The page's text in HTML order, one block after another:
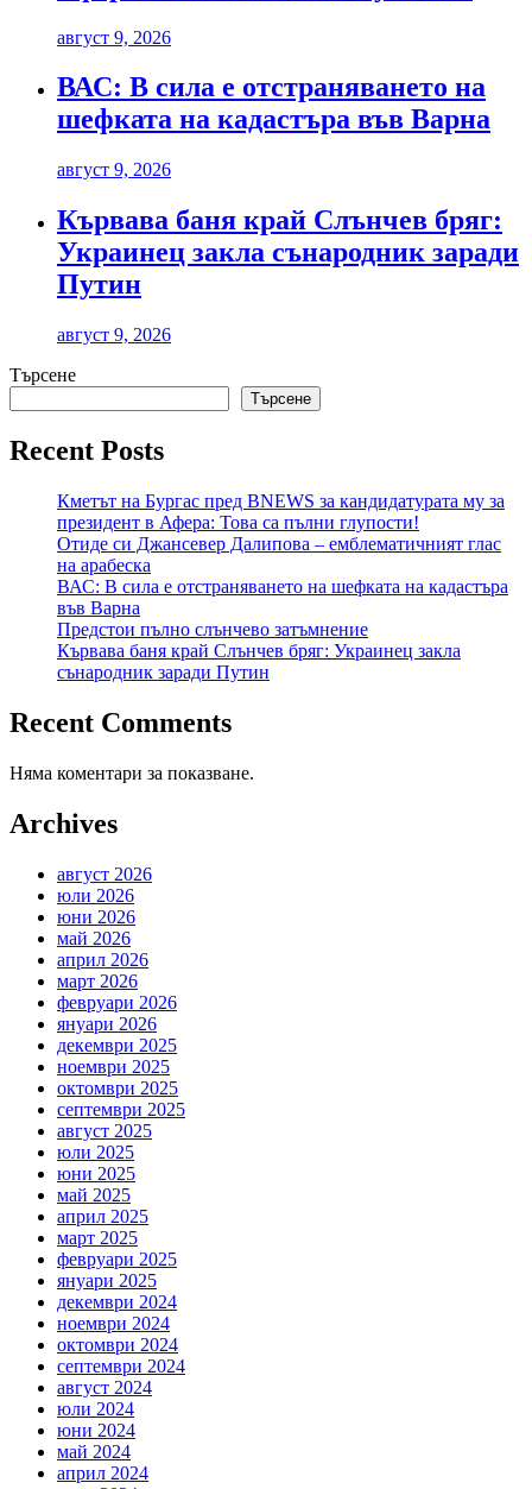
август 9, 2026
ВАС: В сила е отстраняването на
шефката на кадастъра във Варна
август 9, 2026
Кървава баня край Слънчев бряг:
Украинец закла сънародник заради
Путин
август 9, 2026
Търсене
Търсене
Recent Posts
Кметът на Бургас пред BNEWS за кандидатурата му за
президент в Афера: Това са пълни глупости!
Отиде си Джансевер Далипова – емблематичният глас
на арабеска
ВАС: В сила е отстраняването на шефката на кадастъра
във Варна
Предстои пълно слънчево затъмнение
Кървава баня край Слънчев бряг: Украинец закла
сънародник заради Путин
Recent Comments
Няма коментари за показване.
Archives
август 2026
юли 2026
юни 2026
май 2026
април 2026
март 2026
февруари 2026
януари 2026
декември 2025
ноември 2025
октомври 2025
септември 2025
август 2025
юли 2025
юни 2025
май 2025
април 2025
март 2025
февруари 2025
януари 2025
декември 2024
ноември 2024
октомври 2024
септември 2024
август 2024
юли 2024
юни 2024
май 2024
април 2024